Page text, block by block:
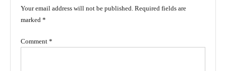
Your email address will not be published. Required fields are
marked *
Comment *